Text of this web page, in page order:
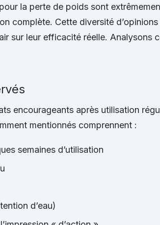
la perte de poids sont
complète. Cette diversité d’opinions
sur leur efficacité réelle. Analysons
encourageants après utilisation
mentionnés comprennent :
semaines d’utilisation
d’eau)